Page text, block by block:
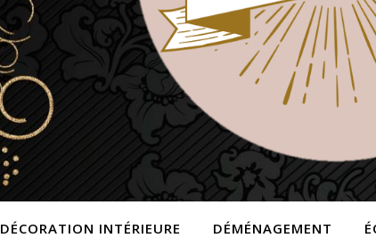
DÉCORATION INTÉRIEURE DÉMÉNAGEMENT